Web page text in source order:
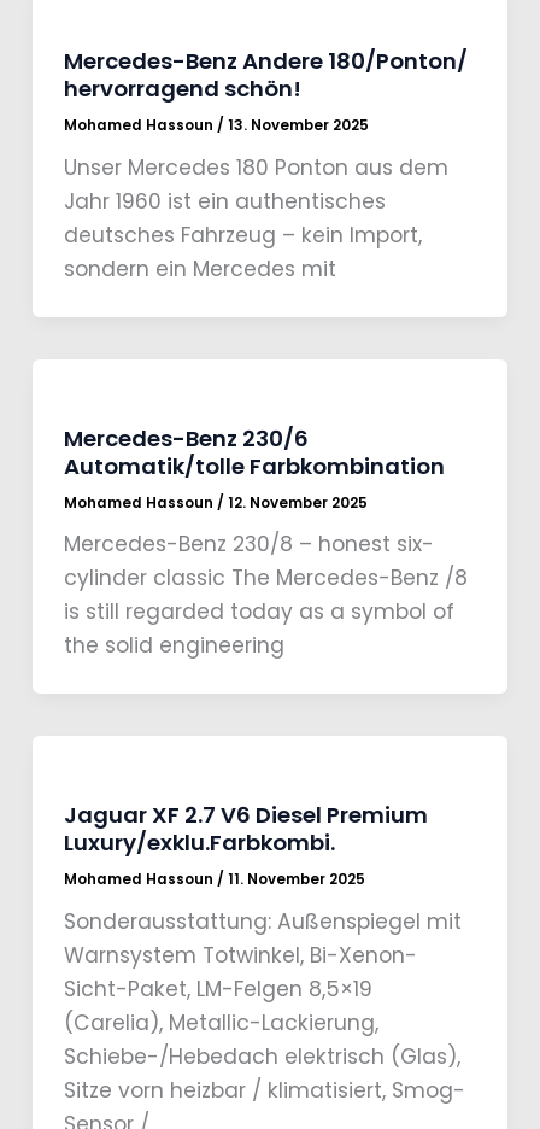
Mercedes-Benz Andere 180/Ponton/
hervorragend schön!
Mohamed Hassoun / 13. November 2025
Unser Mercedes 180 Ponton aus dem
Jahr 1960 ist ein authentisches
deutsches Fahrzeug – kein Import,
sondern ein Mercedes mit
Mercedes-Benz 230/6
Automatik/tolle Farbkombination
Mohamed Hassoun / 12. November 2025
Mercedes-Benz 230/8 – honest six-
cylinder classic The Mercedes-Benz /8
is still regarded today as a symbol of
the solid engineering
Jaguar XF 2.7 V6 Diesel Premium
Luxury/exklu.Farbkombi.
Mohamed Hassoun / 11. November 2025
Sonderausstattung: Außenspiegel mit
Warnsystem Totwinkel, Bi-Xenon-
Sicht-Paket, LM-Felgen 8,5×19
(Carelia), Metallic-Lackierung,
Schiebe-/Hebedach elektrisch (Glas),
Sitze vorn heizbar / klimatisiert, Smog-